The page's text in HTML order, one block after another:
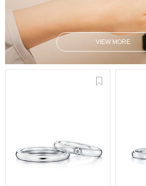
VIEW MORE